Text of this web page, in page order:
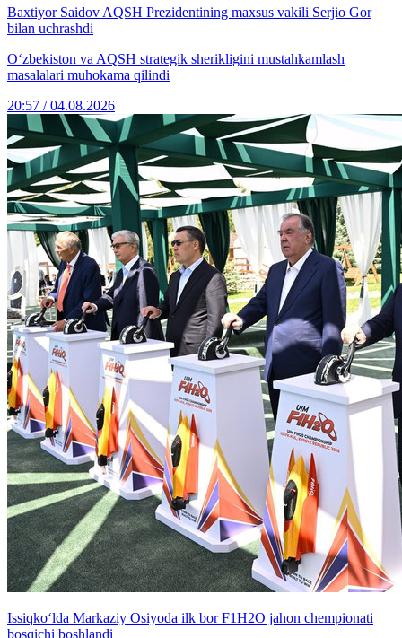
Baxtiyor Saidov AQSH Prezidentining maxsus vakili Serjio Gor
bilan uchrashdi
O‘zbekiston va AQSH strategik sherikligini mustahkamlash
masalalari muhokama qilindi
20:57 / 04.08.2026
Issiqko‘lda Markaziy Osiyoda ilk bor F1H2O jahon chempionati
bosqichi boshlandi